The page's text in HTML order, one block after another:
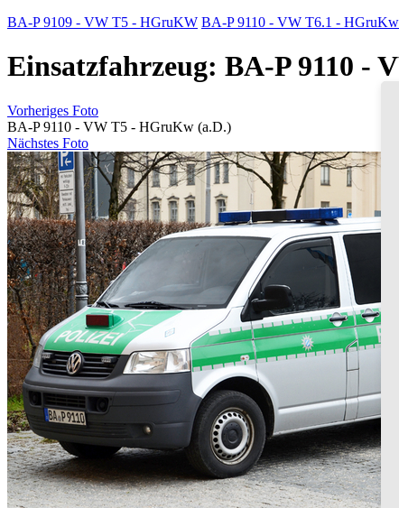
BA-P 9109 - VW T5 - HGruKW BA-P 9110 - VW T6.1 - HGruKw
Einsatzfahrzeug: BA-P 9110 -
Vorheriges Foto
BA-P 9110 - VW T5 - HGruKw (a.D.)
Nächstes Foto